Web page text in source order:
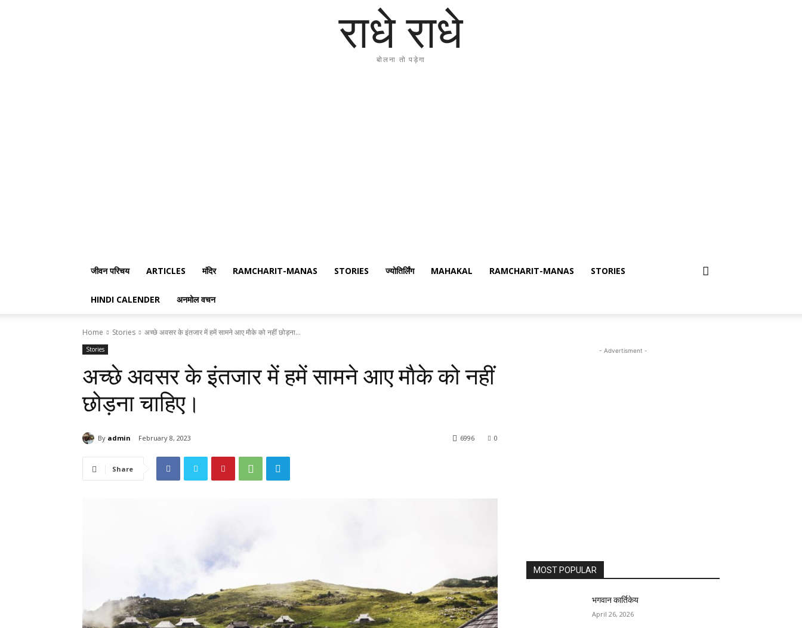
राधे राधे
बोलना तो पड़ेगा
जीवन परिचय ARTICLES मंदिर RAMCHARIT-MANAS STORIES ज्योतिर्लिंग MAHAKAL RAMCHARIT-MANAS STORIES
HINDI CALENDER अनमोल वचन
Home Stories अच्छे अवसर के इंतजार में हमें सामने आए माैके को नहीं छोड़ना...
Stories
अच्छे अवसर के इंतजार में हमें सामने आए माैके को नहीं
छोड़ना चाहिए।
By admin February 8, 2023 0
6996
Share
- Advertisment -
MOST POPULAR
भगवान कार्तिकेय
April 26, 2026